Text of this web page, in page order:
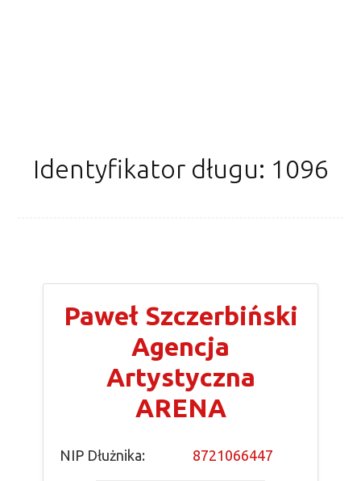
Identyfikator długu: 1096
Paweł Szczerbiński
Agencja
Artystyczna
ARENA
NIP Dłużnika: 8721066447